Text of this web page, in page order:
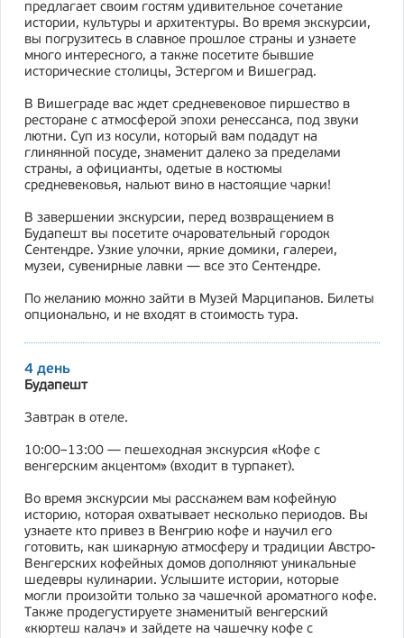
предлагает своим гостям удивительное сочетание
истории, культуры и архитектуры. Во время экскурсии,
вы погрузитесь в славное прошлое страны и узнаете
много интересного, а также посетите бывшие
исторические столицы, Эстергом и Вишеград.
В Вишеграде вас ждет средневековое пиршество в
ресторане с атмосферой эпохи ренессанса, под звуки
лютни. Суп из косули, который вам подадут на
глинянной посуде, знаменит далеко за пределами
страны, а официанты, одетые в костюмы
средневековья, нальют вино в настоящие чарки!
В завершении экскурсии, перед возвращением в
Будапешт вы посетите очаровательный городок
Сентендре. Узкие улочки, яркие домики, галереи,
музеи, сувенирные лавки — все это Сентендре.
По желанию можно зайти в Музей Марципанов. Билеты
опционально, и не входят в стоимость тура.
4 день
Будапешт
Завтрак в отеле.
10:00–13:00 — пешеходная экскурсия «Кофе с
венгерским акцентом» (входит в турпакет).
Во время экскурсии мы расскажем вам кофейную
историю, которая охватывает несколько периодов. Вы
узнаете кто привез в Венгрию кофе и научил его
готовить, как шикарную атмосферу и традиции Австро-
Венгерских кофейных домов дополняют уникальные
шедевры кулинарии. Услышите истории, которые
могли произойти только за чашечкой ароматного кофе.
Также продегустируете знаменитый венгерский
«кюртеш калач» и зайдете на чашечку кофе с